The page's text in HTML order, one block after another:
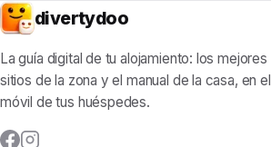
divertydoo
La guía digital de tu alojamiento: los mejores
sitios de la zona y el manual de la casa, en el
móvil de tus huéspedes.